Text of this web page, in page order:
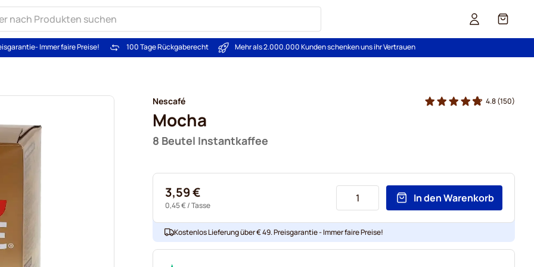
Cart
- Immer faire Preise! 100 Tage Rückgaberecht Mehr als 2.000.000 Kunden schenken uns ihr Vertrauen
Nescafé
Mocha
8 Beutel Instantkaffee
4.8(150)
3,59 €
0,45 €/ Tasse
In den Warenkorb
Kostenlos Lieferung über € 49. Preisgarantie - Immer faire Preise!